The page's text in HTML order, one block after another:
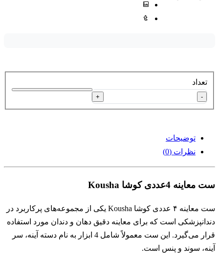
تعداد
-
+
توضیحات
نظرات (0)
ست معاینه 4عددی کوشا Kousha
ست معاینه ۴ عددی کوشا Kousha یکی از مجموعه‌های پرکاربرد در
دندانپزشکی است که برای معاینه دقیق دهان و دندان مورد استفاده
قرار می‌گیرد. این ست معمولاً شامل 4 ابزار به نام دسته آینه، سر
آینه، سوند و پنس است.